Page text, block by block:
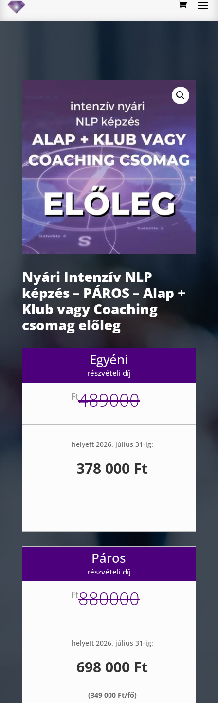
Nyári Intenzív NLP
képzés – PÁROS – Alap +
Klub vagy Coaching
csomag előleg
Egyéni
részvételi díj
Ft489000
helyett 2026. július 31-ig:
378 000 Ft
Páros
részvételi díj
Ft880000
helyett 2026. július 31-ig:
698 000 Ft
(349 000 Ft/fő)